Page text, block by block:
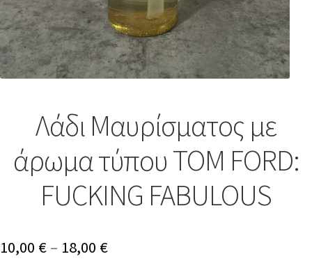
Λάδι Μαυρίσματος με
άρωμα τύπου TOM FORD:
FUCKING FABULOUS
10,00 € – 18,00 €